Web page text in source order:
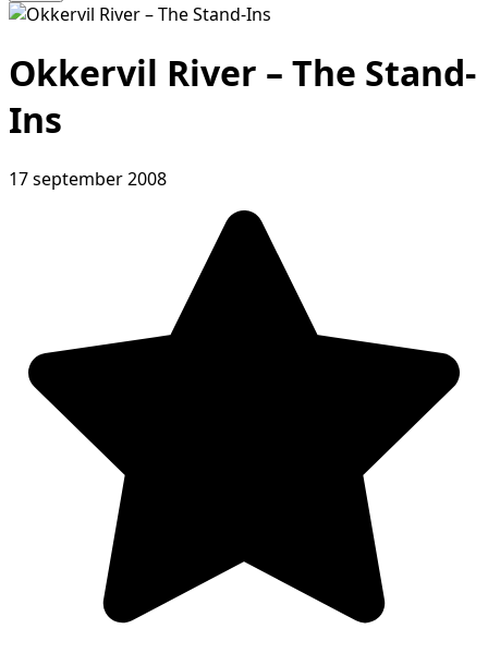
Okkervil River – The Stand-
Ins
17 september 2008